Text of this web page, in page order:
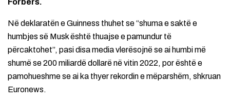
Forbers.
Në deklaratën e Guinness thuhet se “shuma e saktë e
humbjes së Musk është thuajse e pamundur të
përcaktohet”, pasi disa media vlerësojnë se ai humbi më
shumë se 200 miliardë dollarë në vitin 2022, por është e
pamohueshme se ai ka thyer rekordin e mëparshëm, shkruan
Euronews.